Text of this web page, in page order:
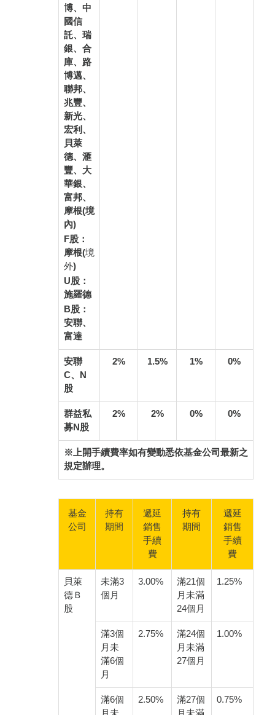
博、中
國信
託、瑞
銀、合
庫、路
博邁、
聯邦、
兆豐、
新光、
宏利、
貝萊
德、滙
豐、大
華銀、
富邦、
摩根(境
內)
F股：
摩根(境
外)
U股：
施羅德
B股：
安聯、
富達
安聯
C、N
股
2% 1.5% 1% 0%
群益私
募N股
2% 2% 0% 0%
※上開手續費率如有變動悉依基金公司最新之
規定辦理。
基金
公司
持有
期間
遞延
銷售
手續
費
持有
期間
遞延
銷售
手續
費
貝萊
德Ｂ
股
未滿3
個月
3.00%
滿21個
月未滿
24個月
1.25%
滿3個
月未
滿6個
月
2.75%
滿24個
月未滿
27個月
1.00%
滿6個
月未
2.50%
滿27個
月未滿
0.75%